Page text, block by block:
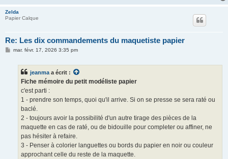
Zelda
Papier Calque
Re: Les dix commandements du maquetiste papier
Mmar. févr. 17, 2026 3:35 pm
jeanma a écrit :
Fiche mémoire du petit modéliste papier
c'est parti :
1 - prendre son temps, quoi qu'il arrive. Si on se presse se sera raté ou
baclé.
2 - toujours avoir la possibilité d'un autre tirage des pièces de la
maquette en cas de raté, ou de bidouille pour completer ou affiner, ne
pas hésiter à refaire.
3 - Penser à colorier languettes ou bords du papier en noir ou couleur
approchant celle du reste de la maquette.